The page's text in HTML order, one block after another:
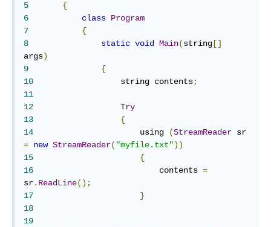
5
{
6
class Program
7
{
8
static void Main(string []
args)
9
{
10
	            string contents
;
11
12
Try
13
{
14
	                using
(StreamReader
= new StreamReader( "myfile.txt"))
15
{
16
	                    contents
=
sr. ReadLine();
17
}
18
19